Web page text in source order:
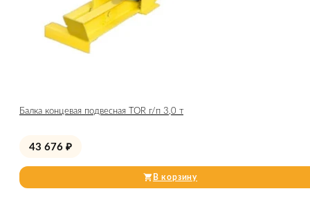
Балка концевая подвесная TOR г/п 3,0 т
43 676 ₽
В корзину